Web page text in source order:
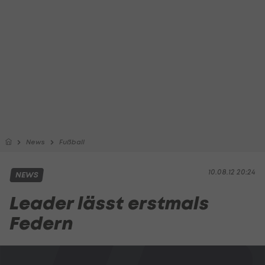
News Fußball
10.08.12 20:24
NEWS
Leader lässt erstmals
Federn